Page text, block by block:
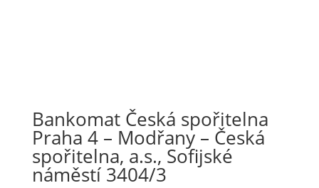
Bankomat Česká spořitelna
Praha 4 – Modřany – Česká
spořitelna, a.s., Sofijské
náměstí 3404/3